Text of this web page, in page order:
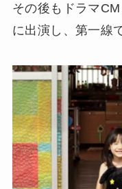
その後もドラマ
に出演し、第一線